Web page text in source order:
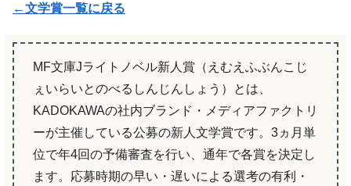
←文学賞一覧に戻る
MF文庫Jライトノベル新人賞（えむえふぶんこじ
ぇいらいとのべるしんじんしょう）とは、
KADOKAWAの社内ブランド・メディアファクトリ
ーが主催している公募の新人文学賞です。3ヵ月単
位で年4回の予備審査を行い、通年で各賞を決定し
ます。応募時期の早い・遅いによる選考の有利・